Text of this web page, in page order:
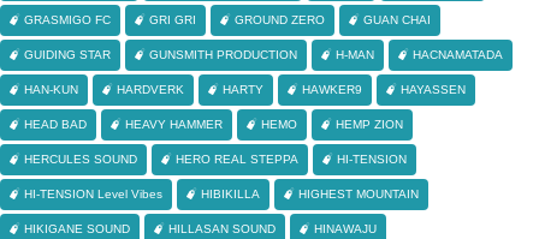
GRASMIGO FC GRI GRI GROUND ZERO GUAN CHAI
GUIDING STAR GUNSMITH PRODUCTION H-MAN HACNAMATADA
HAN-KUN HARDVERK HARTY HAWKER9 HAYASSEN
HEAD BAD HEAVY HAMMER HEMO HEMP ZION
HERCULES SOUND HERO REAL STEPPA HI-TENSION
HI-TENSION Level Vibes HIBIKILLA HIGHEST MOUNTAIN
HIKIGANE SOUND HILLASAN SOUND HINAWAJU